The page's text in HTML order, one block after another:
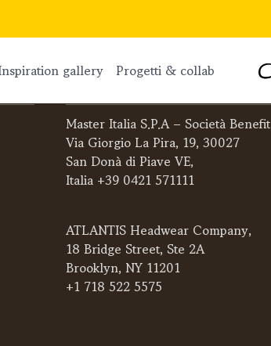
inspiration gallery progetti & collab
Master Italia S.P.A – Società Benefit
Via Giorgio La Pira, 19, 30027
San Donà di Piave VE,
Italia +39 0421 571111
ATLANTIS Headwear Company,
18 Bridge Street, Ste 2A
Brooklyn, NY 11201
+1 718 522 5575